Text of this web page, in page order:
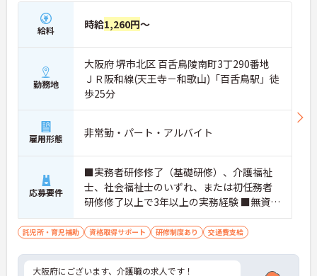
給料 時給1,260円～
勤務地
大阪府 堺市北区 百舌鳥陵南町3丁290番地
ＪＲ阪和線(天王寺－和歌山)「百舌鳥駅」徒
歩25分
雇用形態 非常勤・パート・アルバイト
応募要件
■実務者研修修了（基礎研修）、介護福祉
士、社会福祉士のいずれ、または初任務者
研修修了以上で3年以上の実務経験 ■無資格
の方もご相談ください
託児所・育児補助 資格取得サポート 研修制度あり 交通費支給
大阪府にございます、介護職の求人です！